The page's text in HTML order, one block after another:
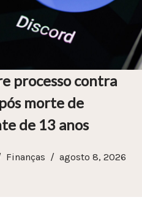
processo contra
morte de
de 13 anos
Finanças agosto 8, 2026